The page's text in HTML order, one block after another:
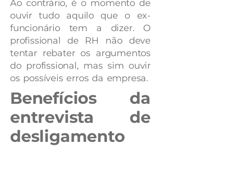
Ao contrário, é o momento de
ouvir tudo aquilo que o ex-
funcionário tem a dizer. O
profissional de RH não deve
tentar rebater os argumentos
do profissional, mas sim ouvir
os possíveis erros da empresa.
Benefícios da
entrevista de
desligamento